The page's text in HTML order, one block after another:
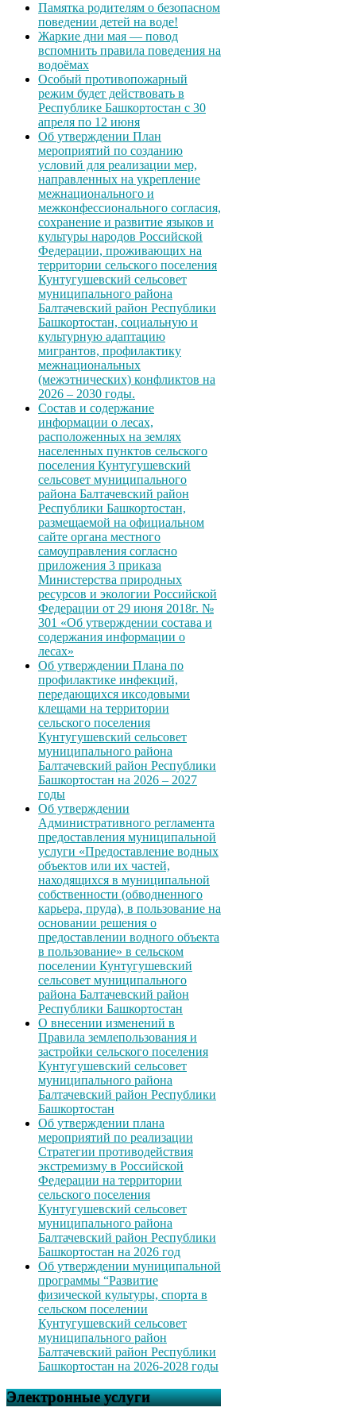
Памятка родителям о безопасном
поведении детей на воде!
Жаркие дни мая — повод
вспомнить правила поведения на
водоёмах
Особый противопожарный
режим будет действовать в
Республике Башкортостан с 30
апреля по 12 июня
Об утверждении План
мероприятий по созданию
условий для реализации мер,
направленных на укрепление
межнационального и
межконфессионального согласия,
сохранение и развитие языков и
культуры народов Российской
Федерации, проживающих на
территории сельского поселения
Кунтугушевский сельсовет
муниципального района
Балтачевский район Республики
Башкортостан, социальную и
культурную адаптацию
мигрантов, профилактику
межнациональных
(межэтнических) конфликтов на
2026 – 2030 годы.
Состав и содержание
информации о лесах,
расположенных на землях
населенных пунктов сельского
поселения Кунтугушевский
сельсовет муниципального
района Балтачевский район
Республики Башкортостан,
размещаемой на официальном
сайте органа местного
самоуправления согласно
приложения 3 приказа
Министерства природных
ресурсов и экологии Российской
Федерации от 29 июня 2018г. №
301 «Об утверждении состава и
содержания информации о
лесах»
Об утверждении Плана по
профилактике инфекций,
передающихся иксодовыми
клещами на территории
сельского поселения
Кунтугушевский сельсовет
муниципального района
Балтачевский район Республики
Башкортостан на 2026 – 2027
годы
Об утверждении
Административного регламента
предоставления муниципальной
услуги «Предоставление водных
объектов или их частей,
находящихся в муниципальной
собственности (обводненного
карьера, пруда), в пользование на
основании решения о
предоставлении водного объекта
в пользование» в сельском
поселении Кунтугушевский
сельсовет муниципального
района Балтачевский район
Республики Башкортостан
О внесении изменений в
Правила землепользования и
застройки сельского поселения
Кунтугушевский сельсовет
муниципального района
Балтачевский район Республики
Башкортостан
Об утверждении плана
мероприятий по реализации
Стратегии противодействия
экстремизму в Российской
Федерации на территории
сельского поселения
Кунтугушевский сельсовет
муниципального района
Балтачевский район Республики
Башкортостан на 2026 год
Об утверждении муниципальной
программы “Развитие
физической культуры, спорта в
сельском поселении
Кунтугушевский сельсовет
муниципального район
Балтачевский район Республики
Башкортостан на 2026-2028 годы
Электронные услуги